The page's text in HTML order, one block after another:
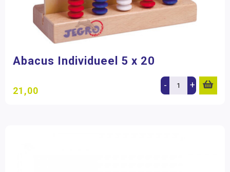
Abacus Individueel 5 x 20
21,00 - +